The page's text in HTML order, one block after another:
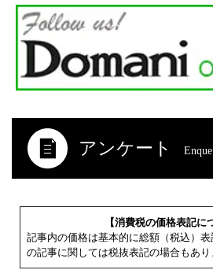
アンケート
【消費税の価格表記に
記事内の価格は基本的に総額（税込）
の記事に関しては税抜表記の場合もあり